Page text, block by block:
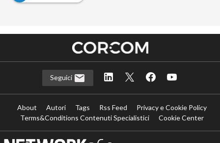
Seguici
About Autori Tags Rss Feed
Privacy e Cookie Policy
Terms&Conditions Contenuti Specialistici
Cookie Center